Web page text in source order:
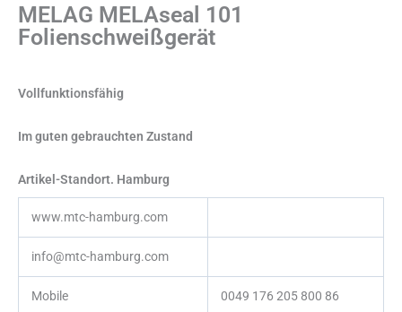
MELAG MELAseal 101
Folienschweißgerät
Vollfunktionsfähig
Im guten gebrauchten Zustand
Artikel-Standort. Hamburg
www.mtc-hamburg.com
info@mtc-hamburg.com
Mobile 0049 176 205 800 86